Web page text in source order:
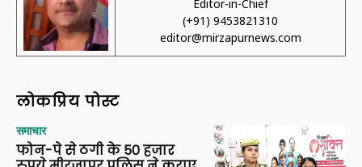
Editor-in-Chief
(+91) 9453821310
editor@mirzapurnews.com
लोकप्रिय पोस्ट
समाचार
फोन-पे से ठगी के 50 हजार